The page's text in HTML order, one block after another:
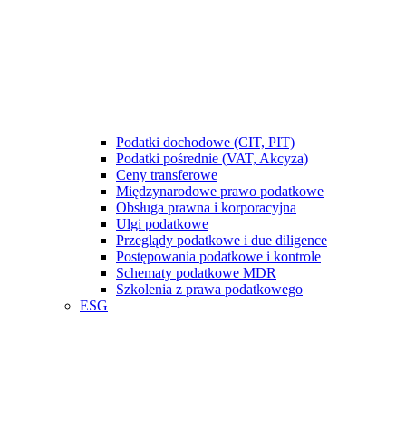
Podatki dochodowe (CIT, PIT)
Podatki pośrednie (VAT, Akcyza)
Ceny transferowe
Międzynarodowe prawo podatkowe
Obsługa prawna i korporacyjna
Ulgi podatkowe
Przeglądy podatkowe i due diligence
Postępowania podatkowe i kontrole
Schematy podatkowe MDR
Szkolenia z prawa podatkowego
ESG